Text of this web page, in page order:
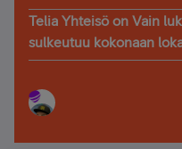
Telia Yhteisö on Vain
sulkeutuu kokonaan